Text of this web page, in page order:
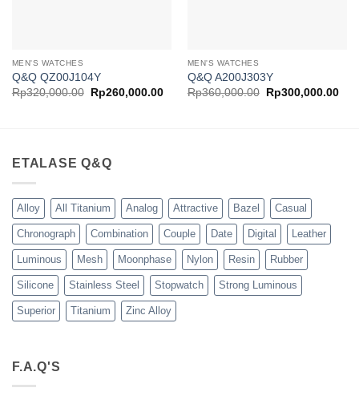
MEN'S WATCHES
Q&Q QZ00J104Y
Rp320,000.00
Harga
aslinya
Rp260,000.00Harga
MEN'S WATCHES
Q&Q A200J303Y
Rp360,000.00
Harga
aslinya
Rp300,000.00
ETALASE Q&Q
Alloy All Titanium Analog Attractive Bazel Casual
Chronograph Combination Couple Date Digital Leather
Luminous Mesh Moonphase Nylon Resin Rubber
Silicone Stainless Steel Stopwatch Strong Luminous
Superior Titanium Zinc Alloy
F.A.Q'S